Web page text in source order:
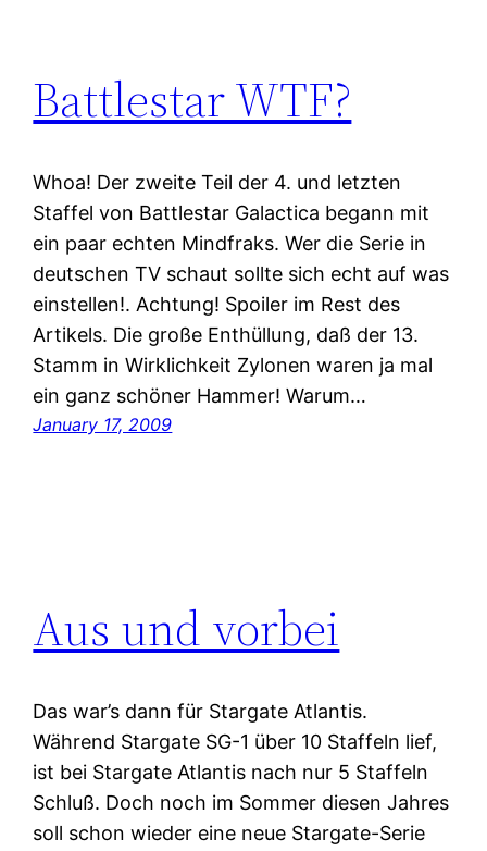
Battlestar WTF?
Whoa! Der zweite Teil der 4. und letzten
Staffel von Battlestar Galactica begann mit
ein paar echten Mindfraks. Wer die Serie in
deutschen TV schaut sollte sich echt auf was
einstellen!. Achtung! Spoiler im Rest des
Artikels. Die große Enthüllung, daß der 13.
Stamm in Wirklichkeit Zylonen waren ja mal
ein ganz schöner Hammer! Warum…
January 17, 2009
Aus und vorbei
Das war’s dann für Stargate Atlantis.
Während Stargate SG-1 über 10 Staffeln lief,
ist bei Stargate Atlantis nach nur 5 Staffeln
Schluß. Doch noch im Sommer diesen Jahres
soll schon wieder eine neue Stargate-Serie